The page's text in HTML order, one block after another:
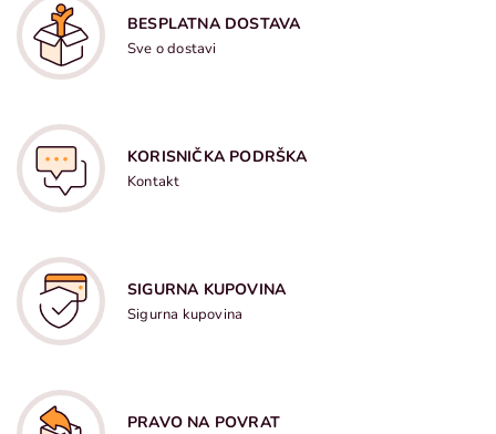
BESPLATNA DOSTAVA
Sve o dostavi
KORISNIČKA PODRŠKA
Kontakt
SIGURNA KUPOVINA
Sigurna kupovina
PRAVO NA POVRAT